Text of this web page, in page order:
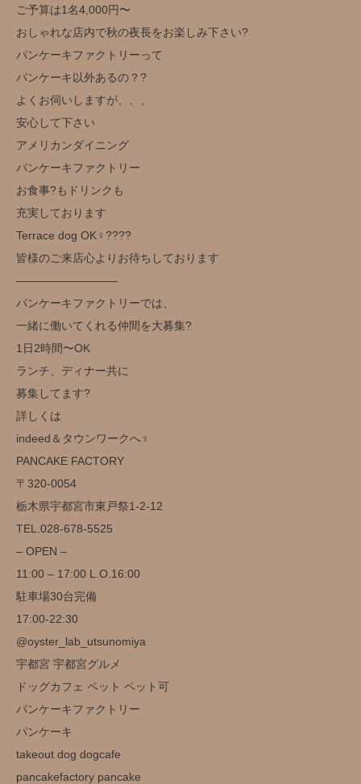
ご予算は1名4,000円〜
おしゃれな店内で秋の夜長をお楽しみ下さい?
パンケーキファクトリーって
パンケーキ以外あるの？?
よくお伺いしますが、、、
安心して下さい
アメリカンダイニング
パンケーキファクトリー
お食事?もドリンクも
充実しております
Terrace dog OK‍♀️??‍??
皆様のご来店心よりお待ちしております
—————————
パンケーキファクトリーでは、
一緒に働いてくれる仲間を大募集?
1日2時間〜OK
ランチ、ディナー共に
募集してます?
詳しくは
indeed＆タウンワークへ‍♀️
️PANCAKE FACTORY️
〒320-0054
栃木県宇都宮市東戸祭1-2-12
TEL.028-678-5525
– OPEN –
11:00 – 17:00 L.O.16:00
駐車場30台完備️
17:00-22:30
@oyster_lab_utsunomiya
宇都宮 宇都宮グルメ
ドッグカフェ ペット ペット可
パンケーキファクトリー
パンケーキ
takeout dog dogcafe
pancakefactory pancake